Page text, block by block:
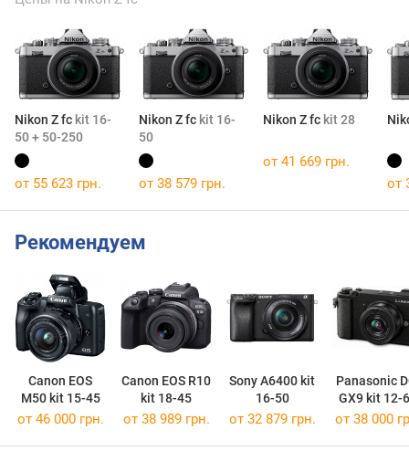
Nikon Z fc kit 16-
50 + 50-250
Nikon Z fc kit 16-
50
Nikon Z fc kit 28
от 55 623 грн. от 38 579 грн.
от 41 669 грн.
от
Рекомендуем
Canon EOS
M50 kit 15-45
Canon EOS R10
kit 18-45
Sony A6400 kit
16-50
Panasonic
GX9 kit 12-
от 46 000 грн. от 38 989 грн. от 32 879 грн. от 38 000